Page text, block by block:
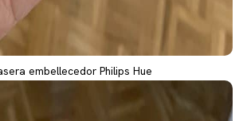
embellecedor Philips Hue